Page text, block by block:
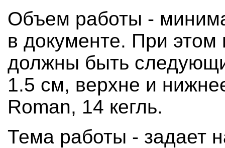
Объем работы -
в документе. При этом
должны быть
1.5 см, верхне и
Roman, 14 кегль.
Тема работы - задает